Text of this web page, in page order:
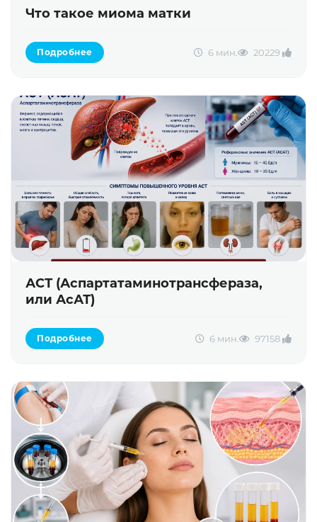
Что такое миома матки
Подробнее 6 мин. 20229
АСТ (Аспартатаминотрансфераза,
или АсАТ)
Подробнее 6 мин. 97158